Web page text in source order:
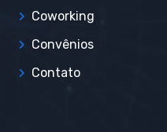
Coworking
Convênios
Contato